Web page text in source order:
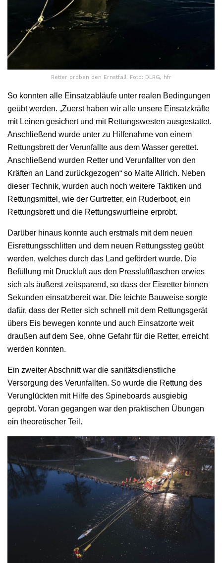
Retter proben den Ernstfall. Foto: DLRG, hfr
So konnten alle Einsatzabläufe unter realen Bedingungen
geübt werden. „Zuerst haben wir alle unsere Einsatzkräfte
mit Leinen gesichert und mit Rettungswesten ausgestattet.
Anschließend wurde unter zu Hilfenahme von einem
Rettungsbrett der Verunfallte aus dem Wasser gerettet.
Anschließend wurden Retter und Verunfallter von den
Kräften an Land zurückgezogen“ so Malte Allrich. Neben
dieser Technik, wurden auch noch weitere Taktiken und
Rettungsmittel, wie der Gurtretter, ein Ruderboot, ein
Rettungsbrett und die Rettungswurfleine erprobt.
Darüber hinaus konnte auch erstmals mit dem neuen
Eisrettungsschlitten und dem neuen Rettungssteg geübt
werden, welches durch das Land gefördert wurde. Die
Befüllung mit Druckluft aus den Pressluftflaschen erwies
sich als äußerst zeitsparend, so dass der Eisretter binnen
Sekunden einsatzbereit war. Die leichte Bauweise sorgte
dafür, dass der Retter sich schnell mit dem Rettungsgerät
übers Eis bewegen konnte und auch Einsatzorte weit
draußen auf dem See, ohne Gefahr für die Retter, erreicht
werden konnten.
Ein zweiter Abschnitt war die sanitätsdienstliche
Versorgung des Verunfallten. So wurde die Rettung des
Verunglückten mit Hilfe des Spineboards ausgiebig
geprobt. Voran gegangen war den praktischen Übungen
ein theoretischer Teil.